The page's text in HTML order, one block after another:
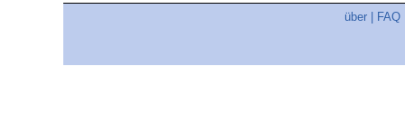
über FAQ